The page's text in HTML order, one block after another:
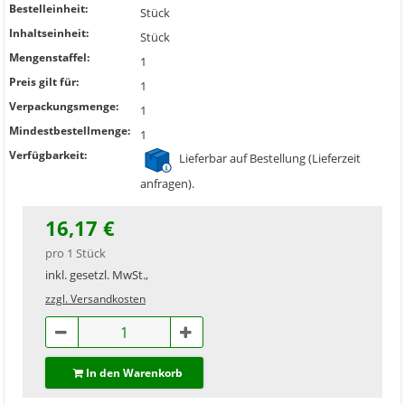
Bestelleinheit: Stück
Inhaltseinheit: Stück
Mengenstaffel: 1
Preis gilt für: 1
Verpackungsmenge: 1
Mindestbestellmenge: 1
Verfügbarkeit:
Lieferbar auf Bestellung (Lieferzeit
anfragen).
16,17 €
pro 1 Stück
inkl. gesetzl. MwSt.,
zzgl. Versandkosten
In den Warenkorb